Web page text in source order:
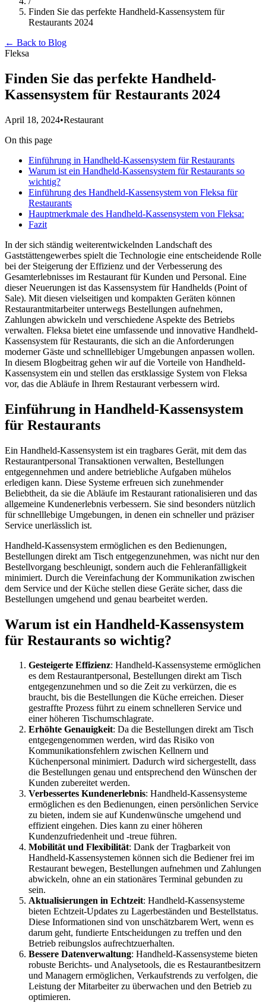
Finden Sie das perfekte Handheld-Kassensystem für
Restaurants 2024
← Back to Blog
Fleksa
Finden Sie das perfekte Handheld-
Kassensystem für Restaurants 2024
April 18, 2024•Restaurant
On this page
Einführung in Handheld-Kassensystem für Restaurants
Warum ist ein Handheld-Kassensystem für Restaurants so
wichtig?
Einführung des Handheld-Kassensystem von Fleksa für
Restaurants
Hauptmerkmale des Handheld-Kassensystem von Fleksa:
Fazit
In der sich ständig weiterentwickelnden Landschaft des
Gaststättengewerbes spielt die Technologie eine entscheidende Rolle
bei der Steigerung der Effizienz und der Verbesserung des
Gesamterlebnisses im Restaurant für Kunden und Personal. Eine
dieser Neuerungen ist das Kassensystem für Handhelds (Point of
Sale). Mit diesen vielseitigen und kompakten Geräten können
Restaurantmitarbeiter unterwegs Bestellungen aufnehmen,
Zahlungen abwickeln und verschiedene Aspekte des Betriebs
verwalten. Fleksa bietet eine umfassende und innovative Handheld-
Kassensystem für Restaurants, die sich an die Anforderungen
moderner Gäste und schnelllebiger Umgebungen anpassen wollen.
In diesem Blogbeitrag gehen wir auf die Vorteile von Handheld-
Kassensystem ein und stellen das erstklassige System von Fleksa
vor, das die Abläufe in Ihrem Restaurant verbessern wird.
Einführung in Handheld-Kassensystem
für Restaurants
Ein Handheld-Kassensystem ist ein tragbares Gerät, mit dem das
Restaurantpersonal Transaktionen verwalten, Bestellungen
entgegennehmen und andere betriebliche Aufgaben mühelos
erledigen kann. Diese Systeme erfreuen sich zunehmender
Beliebtheit, da sie die Abläufe im Restaurant rationalisieren und das
allgemeine Kundenerlebnis verbessern. Sie sind besonders nützlich
für schnelllebige Umgebungen, in denen ein schneller und präziser
Service unerlässlich ist.
Handheld-Kassensystem ermöglichen es den Bedienungen,
Bestellungen direkt am Tisch entgegenzunehmen, was nicht nur den
Bestellvorgang beschleunigt, sondern auch die Fehleranfälligkeit
minimiert. Durch die Vereinfachung der Kommunikation zwischen
dem Service und der Küche stellen diese Geräte sicher, dass die
Bestellungen umgehend und genau bearbeitet werden.
Warum ist ein Handheld-Kassensystem
für Restaurants so wichtig?
Gesteigerte Effizienz: Handheld-Kassensysteme ermöglichen
es dem Restaurantpersonal, Bestellungen direkt am Tisch
entgegenzunehmen und so die Zeit zu verkürzen, die es
braucht, bis die Bestellungen die Küche erreichen. Dieser
gestraffte Prozess führt zu einem schnelleren Service und
einer höheren Tischumschlagrate.
Erhöhte Genauigkeit: Da die Bestellungen direkt am Tisch
entgegengenommen werden, wird das Risiko von
Kommunikationsfehlern zwischen Kellnern und
Küchenpersonal minimiert. Dadurch wird sichergestellt, dass
die Bestellungen genau und entsprechend den Wünschen der
Kunden zubereitet werden.
Verbessertes Kundenerlebnis: Handheld-Kassensysteme
ermöglichen es den Bedienungen, einen persönlichen Service
zu bieten, indem sie auf Kundenwünsche umgehend und
effizient eingehen. Dies kann zu einer höheren
Kundenzufriedenheit und -treue führen.
Mobilität und Flexibilität: Dank der Tragbarkeit von
Handheld-Kassensystemen können sich die Bediener frei im
Restaurant bewegen, Bestellungen aufnehmen und Zahlungen
abwickeln, ohne an ein stationäres Terminal gebunden zu
sein.
Aktualisierungen in Echtzeit: Handheld-Kassensysteme
bieten Echtzeit-Updates zu Lagerbeständen und Bestellstatus.
Diese Informationen sind von unschätzbarem Wert, wenn es
darum geht, fundierte Entscheidungen zu treffen und den
Betrieb reibungslos aufrechtzuerhalten.
Bessere Datenverwaltung: Handheld-Kassensysteme bieten
robuste Berichts- und Analysetools, die es Restaurantbesitzern
und Managern ermöglichen, Verkaufstrends zu verfolgen, die
Leistung der Mitarbeiter zu überwachen und den Betrieb zu
optimieren.